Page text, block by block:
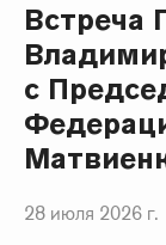
Встреча
с
28 июля 2026 г.